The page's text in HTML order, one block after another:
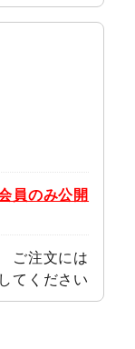
員のみ公開
ご注文には
してください